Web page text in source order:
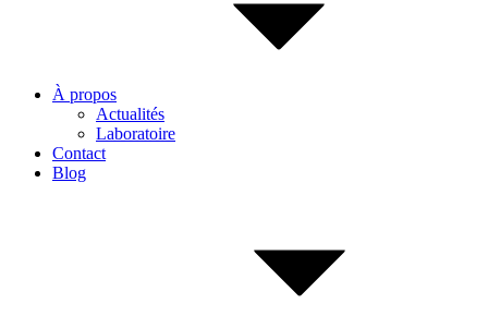
À propos
Actualités
Laboratoire
Contact
Blog